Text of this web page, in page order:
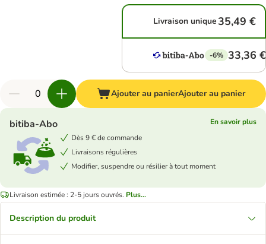
Livraison unique35,49 €
-6% 33,36 €
Ajouter au panierAjouter au panier
bitiba-Abo
En savoir plus
Dès 9 € de commande
Livraisons régulières
Modifier, suspendre ou résilier à tout moment
Livraison estimée : 2-5 jours ouvrés. Plus...
Description du produit